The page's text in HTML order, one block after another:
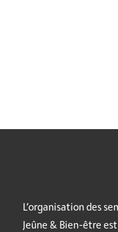
L’organisation des
Jeûne & Bien-être